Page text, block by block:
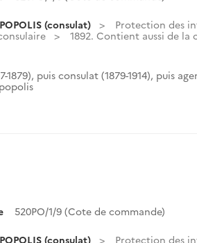
(consulat)
Protection des
1892. Contient aussi de la
1879), puis consulat (1879-1914), puis
520PO/1/9 (Cote de commande)
(consulat)
Protection des